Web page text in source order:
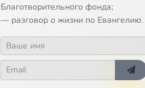
Благотворительного фонда;
— разговор о жизни по Евангелию.